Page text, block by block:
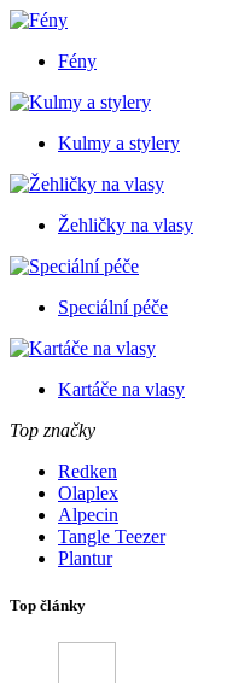
Fény
Kulmy a stylery
Žehličky na vlasy
Speciální péče
Kartáče na vlasy
Top značky
Redken
Olaplex
Alpecin
Tangle Teezer
Plantur
Top články